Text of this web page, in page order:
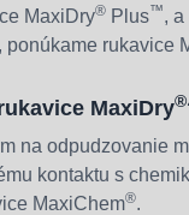
MaxiDry® Plus™,
rukavice
MaxiDry®
na odpudzovanie
kontaktu s
MaxiChem®.